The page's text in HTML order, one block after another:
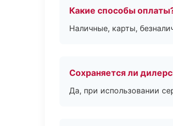
Какие способы
Наличные, карты,
Сохраняется ли
Да, при использовании